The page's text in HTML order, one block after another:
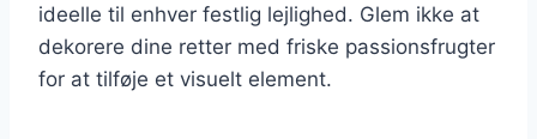
ideelle til enhver festlig lejlighed. Glem ikke at
dekorere dine retter med friske passionsfrugter
for at tilføje et visuelt element.